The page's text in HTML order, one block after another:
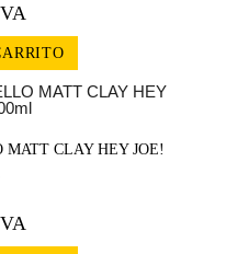
MATT CLAY HEY JOE!